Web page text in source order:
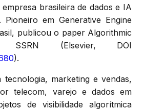
brasileira de dados e IA
Pioneiro em Generative Engine
publicou o paper Algorithmic
SSRN (Elsevier, DOI
).
marketing e vendas,
telecom, varejo e dados em
de visibilidade algorítmica